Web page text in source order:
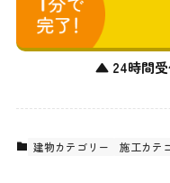
▲ 24時間
建物カテゴリー 施工カテ